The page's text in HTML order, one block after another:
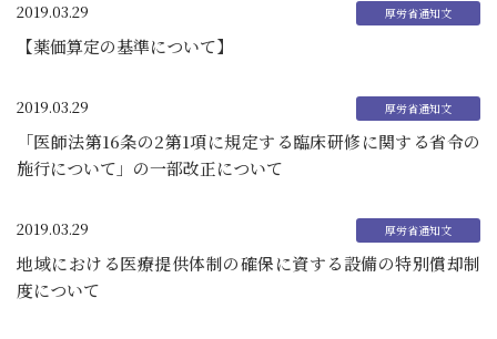
2019.03.29
【薬価算定の基準について】
2019.03.29
「医師法第16条の2第1項に規定する臨床研修に関する省令の
施行について」の一部改正について
2019.03.29
地域における医療提供体制の確保に資する設備の特別償却制
度について